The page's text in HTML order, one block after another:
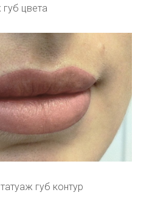
цвета
губ контур